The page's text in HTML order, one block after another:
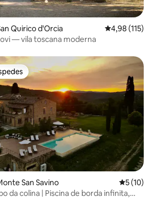
Quirico d'Orcia 4,98 de uma
4,98 (115)
— vila toscana moderna
San Savino 5 de uma
5 (10)
da colina | Piscina de borda infinita,